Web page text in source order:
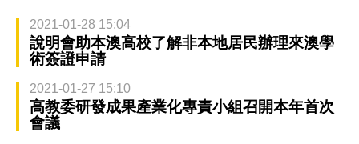
2021-01-28 15:04
說明會助本澳高校了解非本地居民辦理來澳學
術簽證申請
2021-01-27 15:10
高教委研發成果產業化專責小組召開本年首次
會議